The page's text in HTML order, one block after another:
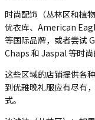
时尚配饰（丛林区和植
优衣库、American
等国际品牌，或者尝试
Chaps 和 Jaspal 等时尚
这些区域的店铺提供各
到优雅晚礼服应有尽有
式。